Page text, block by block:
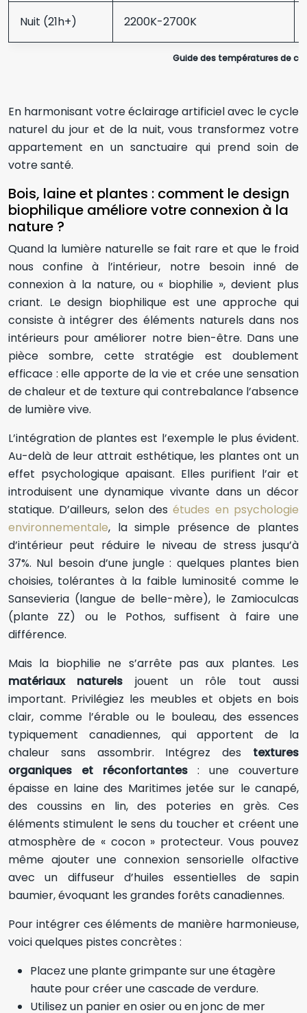
Guide des températures de
Nuit (21h+) 2200K-2700K
En harmonisant votre éclairage artificiel avec le cycle
naturel du jour et de la nuit, vous transformez votre
appartement en un sanctuaire qui prend soin de
votre santé.
Bois, laine et plantes : comment le design
biophilique améliore votre connexion à la
nature ?
Quand la lumière naturelle se fait rare et que le froid
nous confine à l’intérieur, notre besoin inné de
connexion à la nature, ou « biophilie », devient plus
criant. Le design biophilique est une approche qui
consiste à intégrer des éléments naturels dans nos
intérieurs pour améliorer notre bien-être. Dans une
pièce sombre, cette stratégie est doublement
efficace : elle apporte de la vie et crée une sensation
de chaleur et de texture qui contrebalance l’absence
de lumière vive.
L’intégration de plantes est l’exemple le plus évident.
Au-delà de leur attrait esthétique, les plantes ont un
effet psychologique apaisant. Elles purifient l’air et
introduisent une dynamique vivante dans un décor
statique. D’ailleurs, selon desétudes en psychologie
environnementale, la simple présence de plantes
d’intérieur peut réduire le niveau de stress jusqu’à
37%. Nul besoin d’une jungle : quelques plantes bien
choisies, tolérantes à la faible luminosité comme le
Sansevieria (langue de belle-mère), le Zamioculcas
(plante ZZ) ou le Pothos, suffisent à faire une
différence.
Mais la biophilie ne s’arrête pas aux plantes. Les
matériaux naturels jouent un rôle tout aussi
important. Privilégiez les meubles et objets en bois
clair, comme l’érable ou le bouleau, des essences
typiquement canadiennes, qui apportent de la
chaleur sans assombrir. Intégrez des textures
organiques et réconfortantes : une couverture
épaisse en laine des Maritimes jetée sur le canapé,
des coussins en lin, des poteries en grès. Ces
éléments stimulent le sens du toucher et créent une
atmosphère de « cocon » protecteur. Vous pouvez
même ajouter une connexion sensorielle olfactive
avec un diffuseur d’huiles essentielles de sapin
baumier, évoquant les grandes forêts canadiennes.
Pour intégrer ces éléments de manière harmonieuse,
voici quelques pistes concrètes :
Placez une plante grimpante sur une étagère
haute pour créer une cascade de verdure.
Utilisez un panier en osier ou en jonc de mer